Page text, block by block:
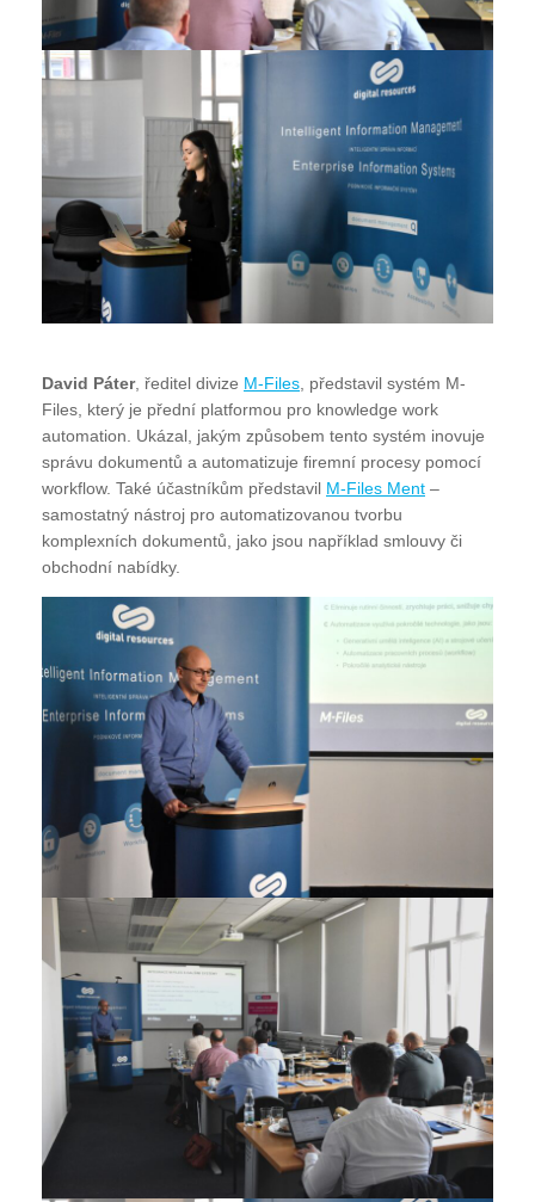
David Páter, ředitel divize M-Files , představil systém M-
Files, který je přední platformou pro knowledge work
automation. Ukázal, jakým způsobem tento systém inovuje
správu dokumentů a automatizuje firemní procesy pomocí
workflow. Také účastníkům představil M-Files Ment –
samostatný nástroj pro automatizovanou tvorbu
komplexních dokumentů, jako jsou například smlouvy či
obchodní nabídky.